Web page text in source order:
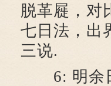
脱革屣，对
七日法，出
三说.
6: 明余日